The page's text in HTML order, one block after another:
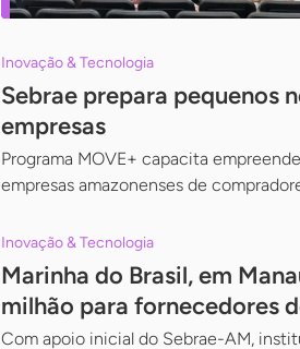
Inovação & Tecnologia
Sebrae prepara pequenos
empresas
Programa MOVE+ capacita
empresas amazonenses de
Inovação & Tecnologia
Marinha do Brasil, em
milhão para fornecedores
Com apoio inicial do Sebrae-AM,